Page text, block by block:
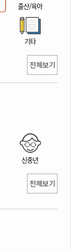
출산/육아
기타
전체보기
신중년
전체보기